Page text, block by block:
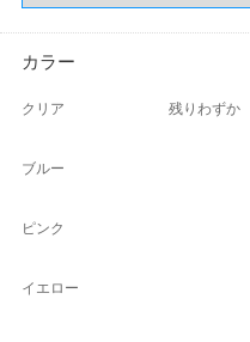
カラー
クリア 残りわずか
ブルー
ピンク
イエロー